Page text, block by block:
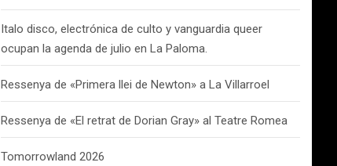
Italo disco, electrónica de culto y vanguardia queer
ocupan la agenda de julio en La Paloma.
Ressenya de «Primera llei de Newton» a La Villarroel
Ressenya de «El retrat de Dorian Gray» al Teatre Romea
Tomorrowland 2026